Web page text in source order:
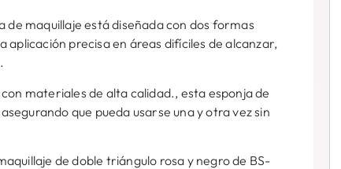
de maquillaje está diseñada con dos formas
precisa en áreas difíciles de alcanzar,
materiales de alta calidad., esta esponja de
que pueda usarse una y otra vez sin
de doble triángulo rosa y negro de BS-